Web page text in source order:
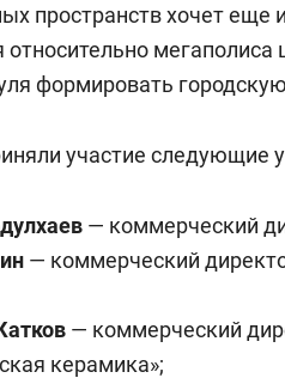
пространств хочет еще
относительно
формировать
участие следующие
— коммерческий
— коммерческий
— коммерческий
керамика»;